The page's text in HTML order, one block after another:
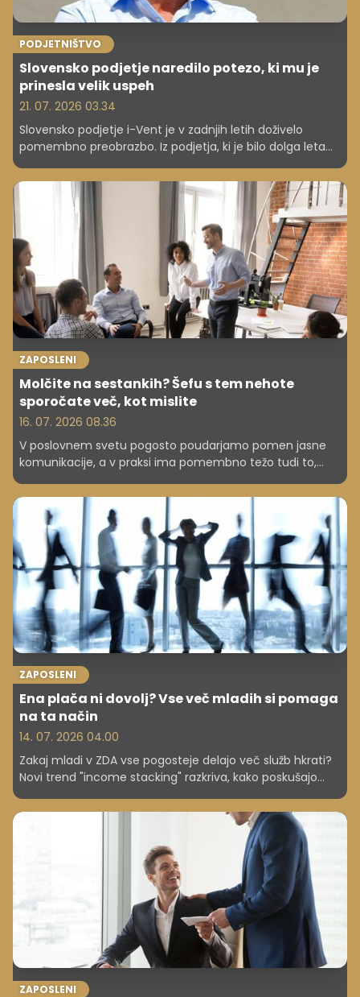
PODJETNIŠTVO
Slovensko podjetje naredilo potezo, ki mu je
prinesla velik uspeh
21. 07. 2026 03.34
Slovensko podjetje i-Vent je v zadnjih letih doživelo
pomembno preobrazbo. Iz podjetja, ki je bilo dolga leta
prepoznavno predvsem kot ponudnik in distributer
decentraliziranih prezračevalnih rešitev, se je razvilo v
razvojnega partnerja ene večjih evropskih skupin na
področju prezračevanja, Skupine Volution. Danes je
njegova ključna naloga razvoj novih tehnologij in rešitev
za mednarodne trge.
ZAPOSLENI
Molčite na sestankih? Šefu s tem nehote
sporočate več, kot mislite
16. 07. 2026 08.36
V poslovnem svetu pogosto poudarjamo pomen jasne
komunikacije, a v praksi ima pomembno težo tudi to,
pasivnosti ali nezainteresiranosti, vendar jo sodelavci in
nadrejeni pogosto razumejo prav na ta način. V
dinamičnem delovnem okolju, kjer se pričakuje
sodelovanje, lahko dolgotrajen molk nehote ustvarja
vtise, ki vplivajo na kariero, odnose in tudi na zaznavo
kompetenc posameznika.
ZAPOSLENI
Ena plača ni dovolj? Vse več mladih si pomaga
na ta način
14. 07. 2026 04.00
Zakaj mladi v ZDA vse pogosteje delajo več služb hkrati?
Novi trend "income stacking" razkriva, kako poskušajo
ZAPOSLENI